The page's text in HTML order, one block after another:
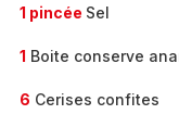
1 pincée Sel
1 Boite conserve
6 Cerises confites